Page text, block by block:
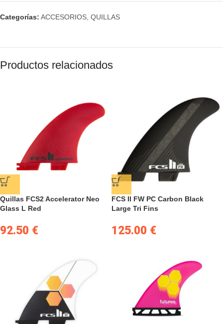
Categorías: ACCESORIOS QUILLAS
Productos relacionados
Quillas FCS2 Accelerator Neo
Glass L Red
92.50 €
FCS II FW PC Carbon Black
Large Tri Fins
125.00 €